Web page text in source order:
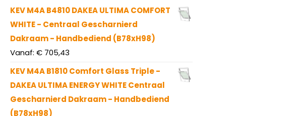
KEV M4A B4810 DAKEA ULTIMA COMFORT
WHITE - Centraal Gescharnierd
Dakraam - Handbediend (B78xH98)
Vanaf: € 705,43
KEV M4A B1810 Comfort Glass Triple -
DAKEA ULTIMA ENERGY WHITE Centraal
Gescharnierd Dakraam - Handbediend
(B78xH98)